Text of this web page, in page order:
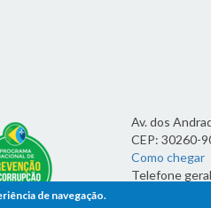
Av. dos
CEP: 30260-
Como chegar
Telefone
de navegação.